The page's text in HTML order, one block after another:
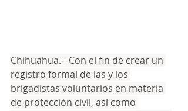
Chihuahua.-  Con el fin de crear un
registro formal de las y los
brigadistas voluntarios en materia
de protección civil, así como